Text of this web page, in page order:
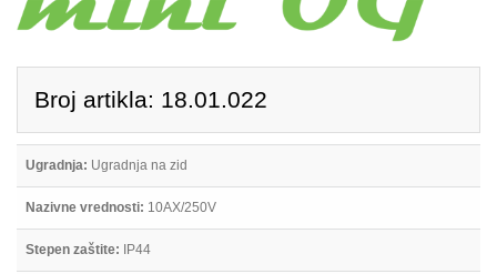
Broj artikla: 18.01.022
Ugradnja: Ugradnja na zid
Nazivne vrednosti: 10AX/250V
Stepen zaštite: IP44